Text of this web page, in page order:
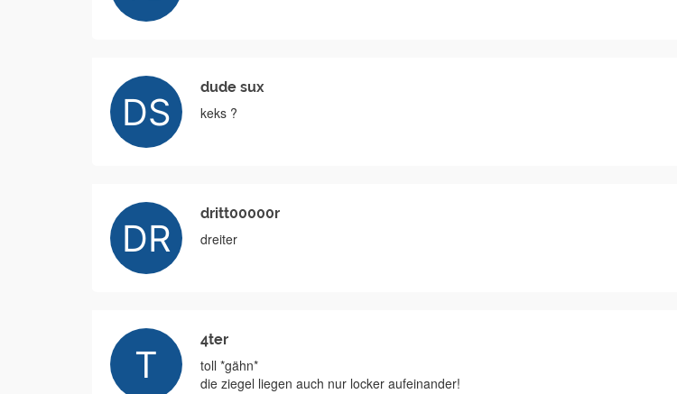
dude sux
keks ?
dritt00000r
dreiter
4ter
toll *gähn*
die ziegel liegen auch nur locker aufeinander!